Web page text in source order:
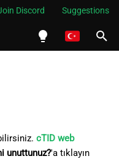
Discord Suggestions
العربية
Indonesia
cTID web
unuttunuz?'a tıklayın